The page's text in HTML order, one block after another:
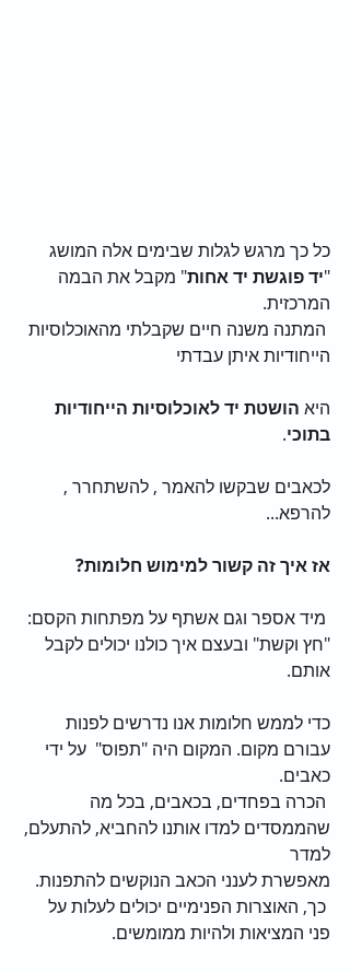
כל כך מרגש לגלות שבימים אלה המושג
"יד פוגשת יד אחות" מקבל את הבמה
המרכזית.
המתנה משנה חיים שקבלתי מהאוכלוסיות
הייחודיות איתן עבדתי
היא הושטת יד לאוכלוסיות הייחודיות
בתוכי.
לכאבים שבקשו להאמר , להשתחרר ,
להרפא...
אז איך זה קשור למימוש חלומות?
מיד אספר וגם אשתף על מפתחות הקסם:
"חץ וקשת" ובעצם איך כולנו יכולים לקבל
אותם.
כדי לממש חלומות אנו נדרשים לפנות
עבורם מקום. המקום היה "תפוס"  על ידי
כאבים.
הכרה בפחדים, בכאבים, בכל מה
שהממסדים למדו אותנו להחביא, להתעלם,
למדר
מאפשרת לענני הכאב הנוקשים להתפנות.
כך, האוצרות הפנימיים יכולים לעלות על
פני המציאות ולהיות ממומשים.